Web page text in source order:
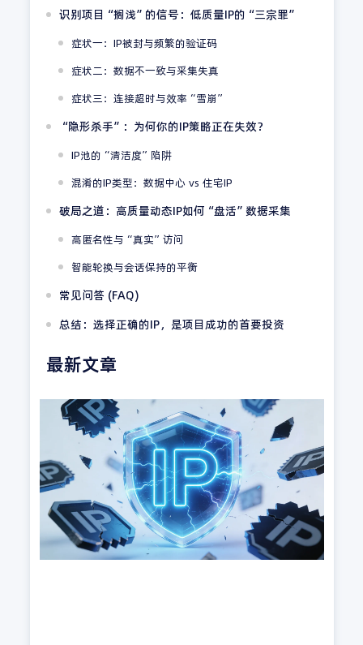
识别项目“搁浅”的信号：低质量IP的“三宗罪”
症状一：IP被封与频繁的验证码
症状二：数据不一致与采集失真
症状三：连接超时与效率“雪崩”
“隐形杀手”：为何你的IP策略正在失效？
IP池的“清洁度”陷阱
混淆的IP类型：数据中心 vs 住宅IP
破局之道：高质量动态IP如何“盘活”数据采集
高匿名性与“真实”访问
智能轮换与会话保持的平衡
常见问答 (FAQ)
总结：选择正确的IP，是项目成功的首要投资
最新文章